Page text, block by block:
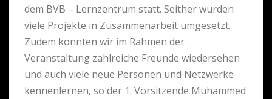
dem BVB – Lernzentrum statt. Seither wurden
viele Projekte in Zusammenarbeit umgesetzt.
Zudem konnten wir im Rahmen der
Veranstaltung zahlreiche Freunde wiedersehen
und auch viele neue Personen und Netzwerke
kennenlernen, so der 1. Vorsitzende Muhammed